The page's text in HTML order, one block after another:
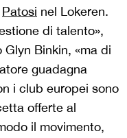
Patosi nel Lokeren.
di talento»,
Binkin, «ma di
guadagna
i club europei sono
offerte al
il movimento,